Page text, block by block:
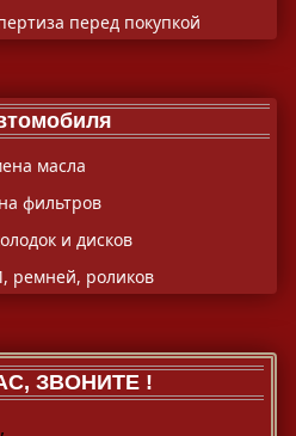
перед покупкой
масла
фильтров
и дисков
ремней, роликов
ЗВОНИТЕ !
,